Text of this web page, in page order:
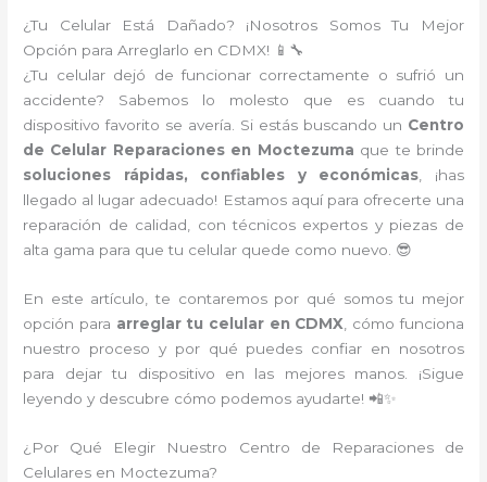
¿Tu Celular Está Dañado? ¡Nosotros Somos Tu Mejor
Opción para Arreglarlo en CDMX! 📱🔧
¿Tu celular dejó de funcionar correctamente o sufrió un
accidente? Sabemos lo molesto que es cuando tu
dispositivo favorito se avería. Si estás buscando un Centro
de Celular Reparaciones en Moctezuma que te brinde
soluciones rápidas, confiables y económicas, ¡has
llegado al lugar adecuado! Estamos aquí para ofrecerte una
reparación de calidad, con técnicos expertos y piezas de
alta gama para que tu celular quede como nuevo. 😎
En este artículo, te contaremos por qué somos tu mejor
opción para arreglar tu celular en CDMX , cómo funciona
nuestro proceso y por qué puedes confiar en nosotros
para dejar tu dispositivo en las mejores manos. ¡Sigue
leyendo y descubre cómo podemos ayudarte! 📲✨
¿Por Qué Elegir Nuestro Centro de Reparaciones de
Celulares en Moctezuma?